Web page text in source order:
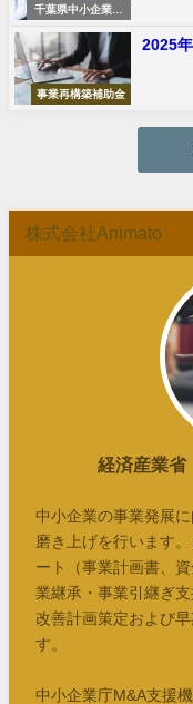
千葉県中小企業成
事業再構築補助金
2025
株式会社Animato
経済産業
中小企業の事業発展
磨き上げを行います
ート（事業計画書、
業継承・事業引継ぎ
改善計画策定および
す。
中小企業庁M&A支援